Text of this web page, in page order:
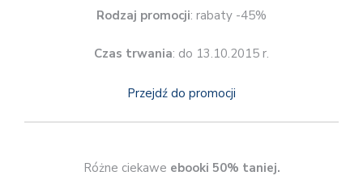
Rodzaj promocji: rabaty -45%
Czas trwania: do 13.10.2015 r.
Przejdź do promocji
Różne ciekawe ebooki 50% taniej.